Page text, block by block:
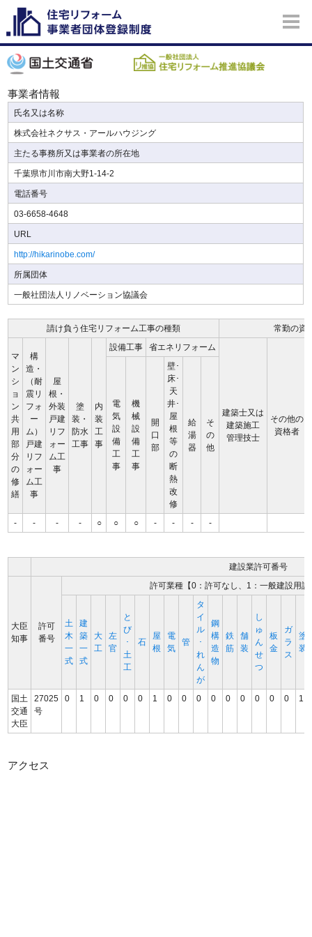
事業者情報
氏名又は名称
株式会社ネクサス・アールハウジング
主たる事務所又は事業者の所在地
千葉県市川市南大野1-14-2
電話番号
03-6658-4648
URL
http://hikarinobe.com/
所属団体
一般社団法人リノベーション協議会
請け負う住宅リフォーム工事の種類 常勤の資
マ
ン
シ
ョ
ン
共
用
部
分
の
修
繕
構
造・
（耐
震リ
フォ
ー
ム）
戸建
リフ
ォー
ム工
事
屋
根・
外装
戸建
リフ
ォー
ム工
事
塗
装・
防水
工事
内
装
工
事
設備工事 省エネリフォーム
建築士又は
建築施工
管理技士
その他の
資格者
電
気
設
備
工
事
機
械
設
備
工
事
開
口
部
壁･
床･
天
井･
屋
根
等
の
断
熱
改
修
給
湯
器
そ
の
他
- - - - ○ ○ ○ - - - -
建設業許可番号
大臣
知事
許可
番号
許可業種【0：許可なし、1：一般建設用
土
木
一
式
建
築
一
式
大
工
左
官
と
び
･
土
工
石
屋
根
電
気
管
タ
イ
ル
･
れ
ん
が
鋼
構
造
物
鉄
筋
舗
装
し
ゅ
ん
せ
つ
板
金
ガ
ラ
ス
塗
装
国土
交通
大臣
27025
号
0 1 0 0 0 0 1 0 0 0 0 0 0 0 0 0 1
アクセス